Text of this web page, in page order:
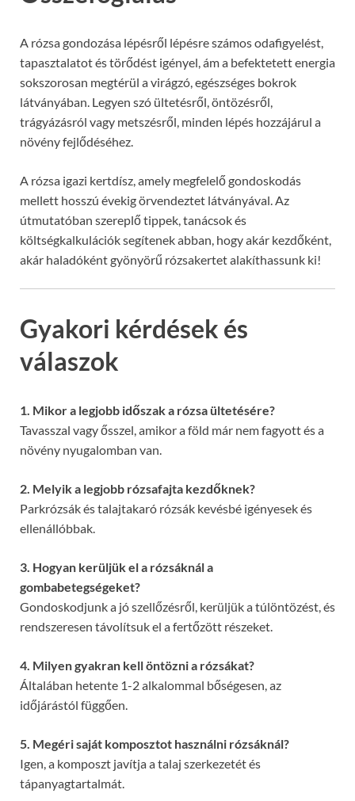
A rózsa gondozása lépésről lépésre számos odafigyelést,
tapasztalatot és törődést igényel, ám a befektetett energia
sokszorosan megtérül a virágzó, egészséges bokrok
látványában. Legyen szó ültetésről, öntözésről,
trágyázásról vagy metszésről, minden lépés hozzájárul a
növény fejlődéséhez.
A rózsa igazi kertdísz, amely megfelelő gondoskodás
mellett hosszú évekig örvendeztet látványával. Az
útmutatóban szereplő tippek, tanácsok és
költségkalkulációk segítenek abban, hogy akár kezdőként,
akár haladóként gyönyörű rózsakertet alakíthassunk ki!
Gyakori kérdések és
válaszok
1. Mikor a legjobb időszak a rózsa ültetésére?
Tavasszal vagy ősszel, amikor a föld már nem fagyott és a
növény nyugalomban van.
2. Melyik a legjobb rózsafajta kezdőknek?
Parkrózsák és talajtakaró rózsák kevésbé igényesek és
ellenállóbbak.
3. Hogyan kerüljük el a rózsáknál a
gombabetegségeket?
Gondoskodjunk a jó szellőzésről, kerüljük a túlöntözést, és
rendszeresen távolítsuk el a fertőzött részeket.
4. Milyen gyakran kell öntözni a rózsákat?
Általában hetente 1-2 alkalommal bőségesen, az
időjárástól függően.
5. Megéri saját komposztot használni rózsáknál?
Igen, a komposzt javítja a talaj szerkezetét és
tápanyagtartalmát.